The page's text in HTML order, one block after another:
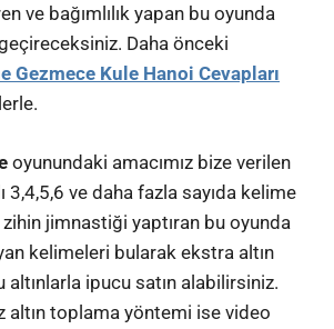
ve bağımlılık yapan bu oyunda
Daha önceki
Gezmece Kule Hanoi Cevapları
oyunundaki amacımız bize verilen
3,4,5,6 ve daha fazla sayıda kelime
jimnastiği yaptıran bu oyunda
kelimeleri bularak ekstra altın
ipucu satın alabilirsiniz.
altın toplama yöntemi ise video